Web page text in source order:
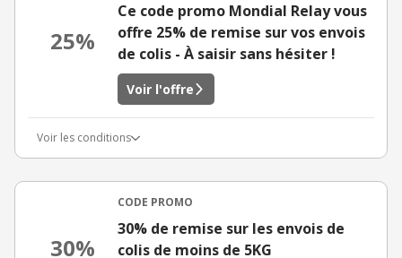
25%
Ce code promo Mondial Relay vous
offre 25% de remise sur vos envois
de colis - À saisir sans hésiter !
Voir l'offre
Voir les conditions
30%
CODE PROMO
30% de remise sur les envois de
colis de moins de 5KG